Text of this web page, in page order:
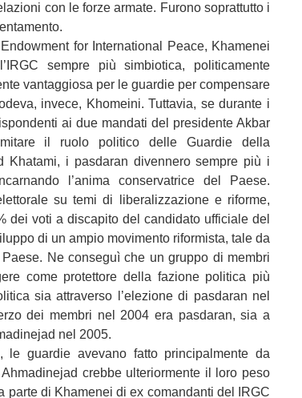
con le forze armate. Furono soprattutto i
for International Peace, Khamenei
sempre più simbiotica, politicamente
vantaggiosa per le guardie per compensare
invece, Khomeini. Tuttavia, se durante i
ai due mandati del presidente Akbar
il ruolo politico delle Guardie della
Khatami, i pasdaran divennero sempre più i
l’anima conservatrice del Paese.
su temi di liberalizzazione e riforme,
voti a discapito del candidato ufficiale del
di un ampio movimento riformista, tale da
Ne conseguì che un gruppo di membri
come protettore della fazione politica più
sia attraverso l’elezione di pasdaran nel
dei membri nel 2004 era pasdaran, sia a
nel 2005.
guardie avevano fatto principalmente da
crebbe ulteriormente il loro peso
di Khamenei di ex comandanti del IRGC